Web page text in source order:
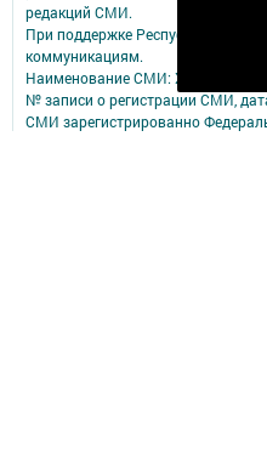
редакций СМИ.
При поддержке
коммуникациям.
Наименование СМИ: Хезмәт
№ записи о регистрации СМИ,
СМИ зарегистрированно